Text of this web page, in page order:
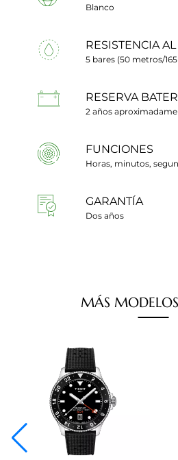
Blanco
RESISTENCIA
5 bares (50 metros/
RESERVA
2 años
FUNCIONES
Horas, minutos,
GARANTÍA
Dos años
MÁS MODELOS